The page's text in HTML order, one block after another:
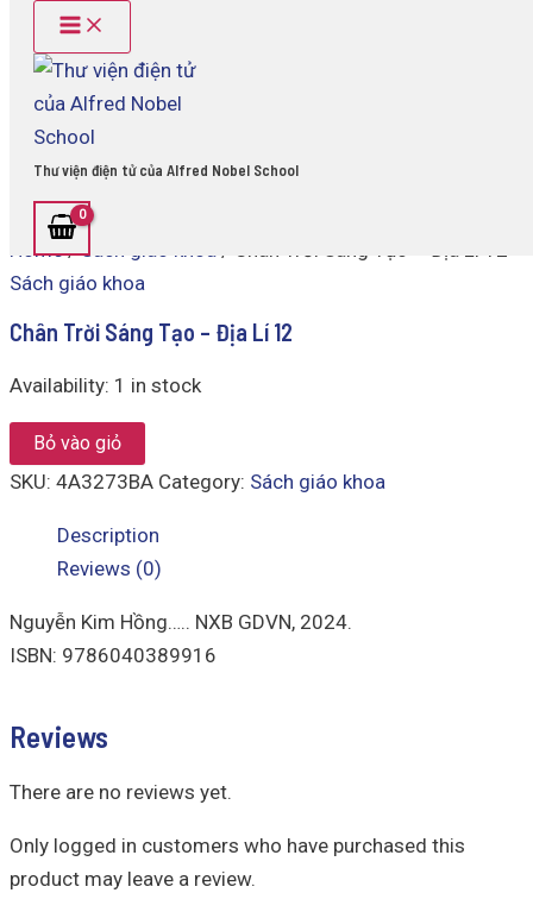
content
Main
Menu
Thư viện điện tử của Alfred Nobel School
Home/Sách giáo khoa / Chân Trời Sáng Tạo – Địa Lí 12
Sách giáo khoa
Chân Trời Sáng Tạo – Địa Lí 12
Availability: 1 in stock
Sáng
quantity
Bỏ vào giỏ
SKU: 4A3273BA Category: Sách giáo khoa
Description
Reviews (0)
Nguyễn Kim Hồng….. NXB GDVN, 2024.
ISBN: 9786040389916
Reviews
There are no reviews yet.
Only logged in customers who have purchased this
product may leave a review.